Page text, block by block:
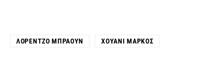
ΛΟΡΈΝΤΖΟ ΜΠΡΆΟΥΝ ΧΟΥΆΝΙ ΜΆΡΚΟΣ